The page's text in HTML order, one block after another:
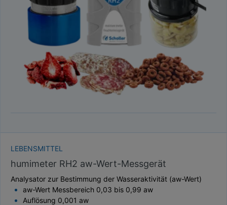
TAUPUNKT
GEWICHT / MASSE
LEBENSMITTEL
humimeter RH2 aw-Wert-Messgerät
Analysator zur Bestimmung der Wasseraktivität (aw-Wert)
aw-Wert Messbereich 0,03 bis 0,99 aw
Auflösung 0,001 aw